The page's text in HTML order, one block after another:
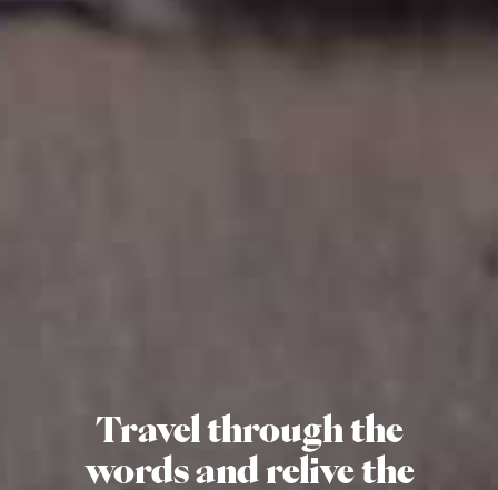
Travel through the
words and relive the